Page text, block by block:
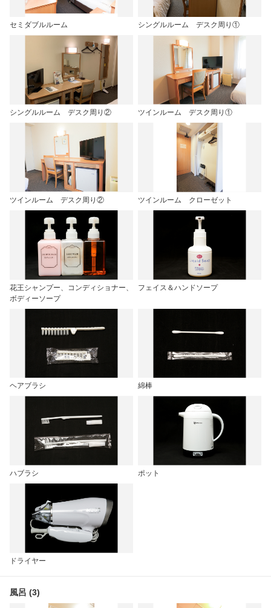
セミダブルルーム シングルルーム デスク周り①
シングルルーム デスク周り② ツインルーム デスク周り①
ツインルーム デスク周り② ツインルーム クローゼット
花王シャンプー、コンディショナー、
ボディーソープ
フェイス＆ハンドソープ
ヘアブラシ 綿棒
ハブラシ ポット
ドライヤー
風呂 (3)